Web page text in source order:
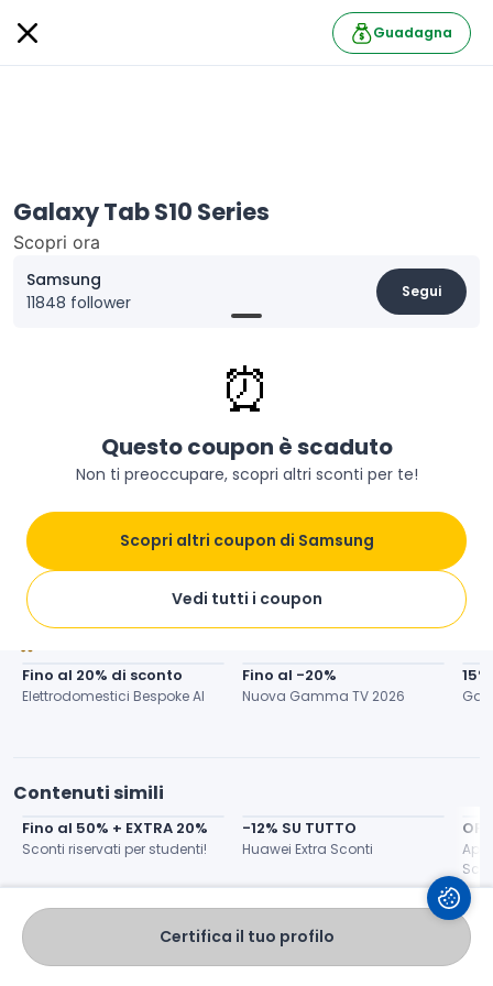
Guadagna
Galaxy Tab S10 Series
Scopri ora
Samsung
11848 follower
Segui
Galaxy Tab S10 Series su Samsung
e – registrando il tuo acquisto su Samsung
riceverai Galaxy Buds3 Pro o Samsung
Galaxy Buds3 entro 180 giornidall'email di
validazione Promozione valida fino al 9 Giugno 2025.
Termini e condizioni
Salva
Fino al 20% di sconto
Elettrodomestici Bespoke AI
Fino al -20%
Nuova Gamma TV 2026
Contenuti simili
Fino al 50% + EXTRA 20%
Sconti riservati per studenti!
-12% SU TUTTO
Huawei Extra Sconti
Certifica il tuo profilo
⏰
Questo coupon è scaduto
Non ti preoccupare, scopri altri sconti per te!
Scopri altri coupon di Samsung
Vedi tutti i coupon